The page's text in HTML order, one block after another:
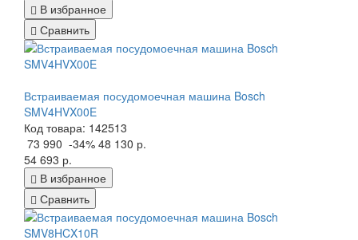
В избранное
Сравнить
Встраиваемая посудомоечная машина Bosch
SMV4HVX00E
Код товара: 142513
73 990 -34% 48 130 р.
54 693 р.
В избранное
Сравнить